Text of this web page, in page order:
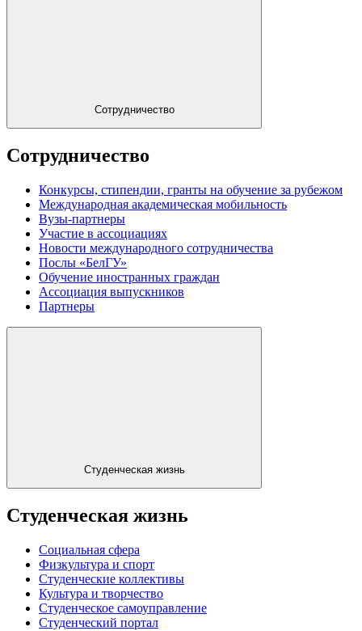
Сотрудничество
Сотрудничество
Конкурсы, стипендии, гранты на обучение за рубежом
Международная академическая мобильность
Вузы-партнеры
Участие в ассоциациях
Новости международного сотрудничества
Послы «БелГУ»
Обучение иностранных граждан
Ассоциация выпускников
Партнеры
Студенческая жизнь
Студенческая жизнь
Социальная сфера
Физкультура и спорт
Студенческие коллективы
Культура и творчество
Студенческое самоуправление
Студенческий портал